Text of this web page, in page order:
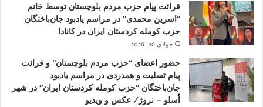
قرائت پیام حزب مردم بلوچستان توسط خانم
“اسرین محمدی” در مراسم یادبود جان‌باختگان
حزب کومله کردستان ایران در کانادا
جولای 26, 2026
حضور اعضای “حزب مردم بلوچستان” و قرائت
پیام تسلیت و همدردی در مراسم یادبود
جان‌باختگان “حزب کومله کردستان ایران” در شهر
اُسلو – نروژ/ عکس و ویدیو